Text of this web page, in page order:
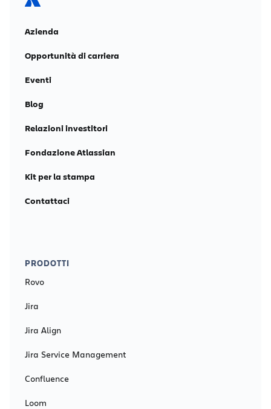
Azienda
Opportunità di carriera
Eventi
Blog
Relazioni investitori
Fondazione Atlassian
Kit per la stampa
Contattaci
PRODOTTI
Rovo
Jira
Jira Align
Jira Service Management
Confluence
Loom